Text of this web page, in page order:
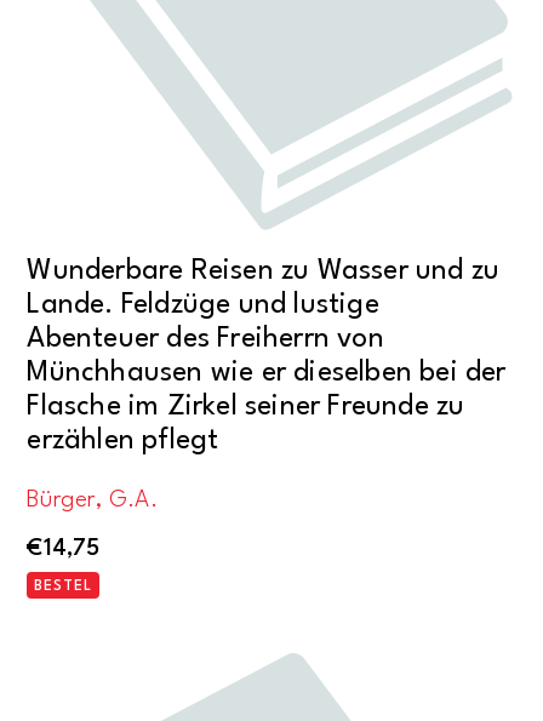
Wunderbare Reisen zu Wasser und zu
Lande. Feldzüge und lustige
Abenteuer des Freiherrn von
Münchhausen wie er dieselben bei der
Flasche im Zirkel seiner Freunde zu
erzählen pflegt
Bürger, G.A.
€14,75
BESTEL